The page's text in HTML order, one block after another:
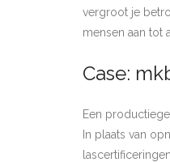
vergroot je
mensen aan tot
Case:
Een
In plaats van